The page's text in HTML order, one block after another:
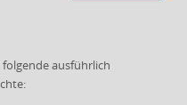
ausführlich